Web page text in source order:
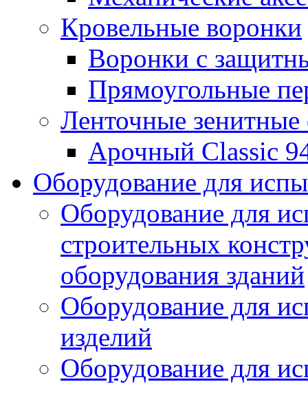
Кровельные воронки
Воронки с
Прямоугольные
Ленточные
Арочный Classic
Оборудование для
Оборудование для
строительных
оборудования зданий
Оборудование для
изделий
Оборудование для